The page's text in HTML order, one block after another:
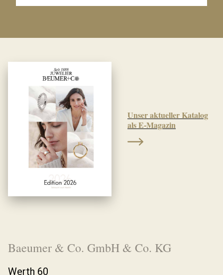
Unser aktueller Katalog
als E-Magazin
Baeumer & Co. GmbH & Co. KG
Werth 60